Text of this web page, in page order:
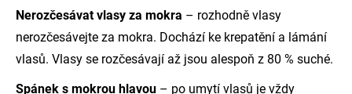
Nerozčesávat vlasy za mokra – rozhodně vlasy
nerozčesávejte za mokra. Dochází ke krepatění a lámání
vlasů. Vlasy se rozčesávají až jsou alespoň z 80 % suché.
Spánek s mokrou hlavou – po umytí vlasů je vždy